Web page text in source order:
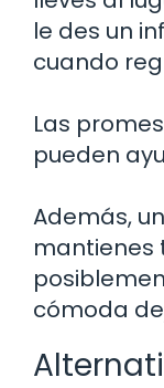
le des un
cuando
Las
pueden
Además,
mantienes
cómoda